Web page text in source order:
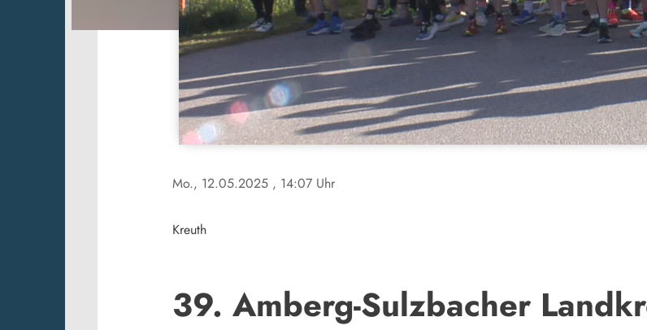
Mo., 12.05.2025 , 14:07 Uhr
Kreuth
39. Amberg-Sulzbacher